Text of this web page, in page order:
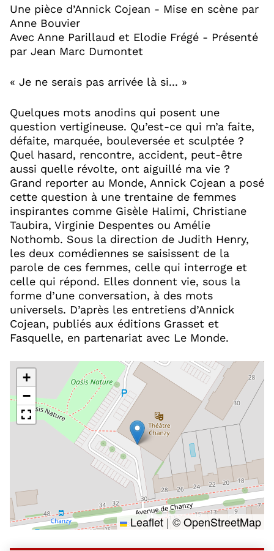
Une pièce d’Annick Cojean - Mise en scène par
Anne Bouvier
Avec Anne Parillaud et Elodie Frégé - Présenté
par Jean Marc Dumontet
« Je ne serais pas arrivée là si... »
Quelques mots anodins qui posent une
question vertigineuse. Qu’est-ce qui m’a faite,
défaite, marquée, bouleversée et sculptée ?
Quel hasard, rencontre, accident, peut-être
aussi quelle révolte, ont aiguillé ma vie ?
Grand reporter au Monde, Annick Cojean a posé
cette question à une trentaine de femmes
inspirantes comme Gisèle Halimi, Christiane
Taubira, Virginie Despentes ou Amélie
Nothomb. Sous la direction de Judith Henry,
les deux comédiennes se saisissent de la
parole de ces femmes, celle qui interroge et
celle qui répond. Elles donnent vie, sous la
forme d’une conversation, à des mots
universels. D’après les entretiens d’Annick
Cojean, publiés aux éditions Grasset et
Fasquelle, en partenariat avec Le Monde.
+
−
Leaflet | ©OpenStreetMap